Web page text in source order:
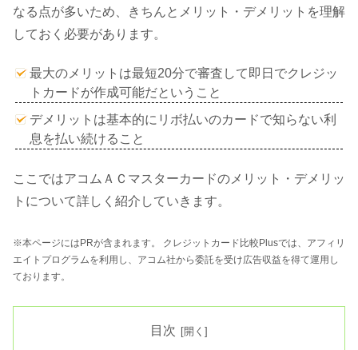
なる点が多いため、きちんとメリット・デメリットを理解
しておく必要があります。
最大のメリットは最短20分で審査して即日でクレジッ
トカードが作成可能だということ
デメリットは基本的にリボ払いのカードで知らない利
息を払い続けること
ここではアコムＡＣマスターカードのメリット・デメリッ
トについて詳しく紹介していきます。
※本ページにはPRが含まれます。 クレジットカード比較Plusでは、アフィリ
エイトプログラムを利用し、アコム社から委託を受け広告収益を得て運用し
ております。
目次